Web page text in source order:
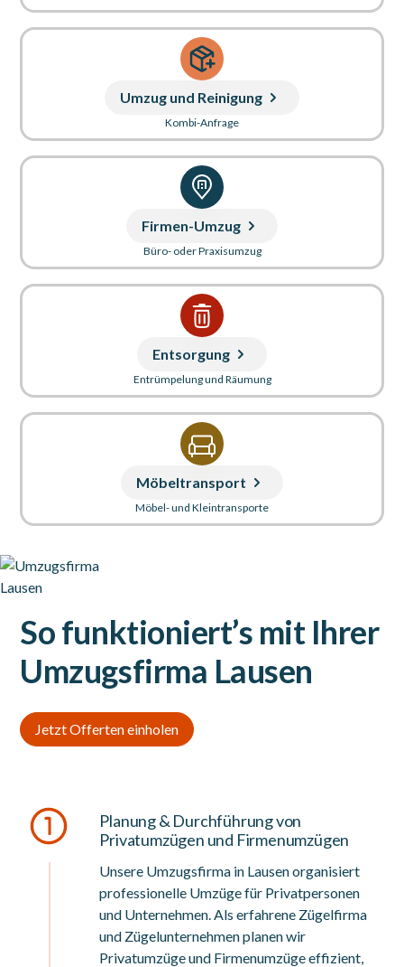
Umzug und Reinigung
Kombi-Anfrage
Firmen-Umzug
Büro- oder Praxisumzug
Entsorgung
Entrümpelung und Räumung
Möbeltransport
Möbel- und Kleintransporte
So funktioniert’s mit Ihrer
Umzugsfirma Lausen
Jetzt Offerten einholen
Planung & Durchführung von
Privatumzügen und Firmenumzügen
Unsere Umzugsfirma in Lausen organisiert
professionelle Umzüge für Privatpersonen
und Unternehmen. Als erfahrene Zügelfirma
und Zügelunternehmen planen wir
Privatumzüge und Firmenumzüge effizient,